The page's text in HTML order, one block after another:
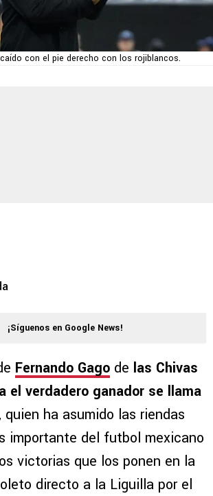
con el pie derecho con los rojiblancos.
¡Síguenos en Google News!
Fernando Gago de las Chivas
el verdadero ganador se llama
quien ha asumido las riendas
importante del futbol mexicano
victorias que los ponen en la
directo a la Liguilla por el